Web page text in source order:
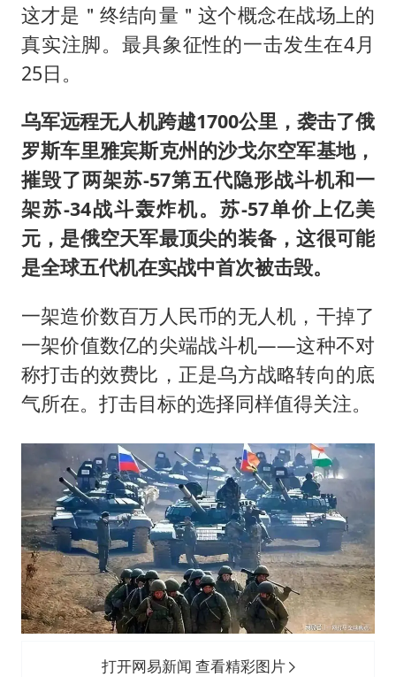
这才是＂终结向量＂这个概念在战场上的
真实注脚。最具象征性的一击发生在4月
25日。
乌军远程无人机跨越1700公里，袭击了俄
罗斯车里雅宾斯克州的沙戈尔空军基地，
摧毁了两架苏-57第五代隐形战斗机和一
架苏-34战斗轰炸机。苏-57单价上亿美
元，是俄空天军最顶尖的装备，这很可能
是全球五代机在实战中首次被击毁。
一架造价数百万人民币的无人机，干掉了
一架价值数亿的尖端战斗机——这种不对
称打击的效费比，正是乌方战略转向的底
气所在。打击目标的选择同样值得关注。
打开网易新闻 查看精彩图片